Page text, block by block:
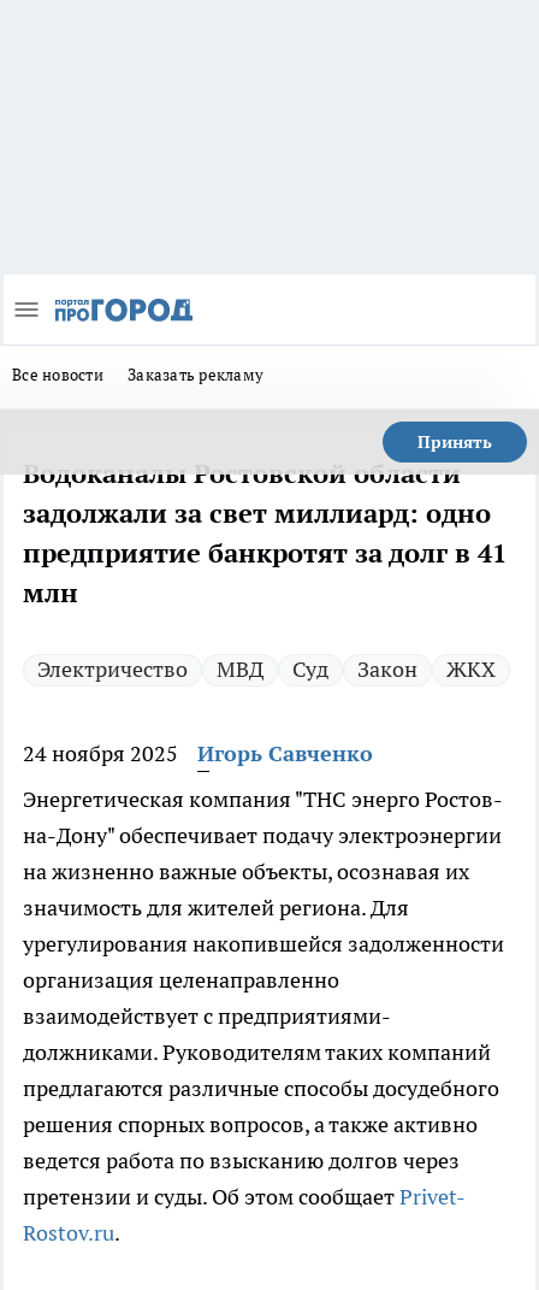
Все новости Заказать рекламу
Принять
Водоканалы Ростовской области
задолжали за свет миллиард: одно
предприятие банкротят за долг в 41
млн
Электричество МВД Суд Закон ЖКХ
24 ноября 2025
Игорь Савченко
Энергетическая компания "ТНС энерго Ростов-
на-Дону" обеспечивает подачу электроэнергии
на жизненно важные объекты, осознавая их
значимость для жителей региона. Для
урегулирования накопившейся задолженности
организация целенаправленно
взаимодействует с предприятиями-
должниками. Руководителям таких компаний
предлагаются различные способы досудебного
решения спорных вопросов, а также активно
ведется работа по взысканию долгов через
претензии и суды. Об этом сообщаетPrivet-
Rostov.ru.